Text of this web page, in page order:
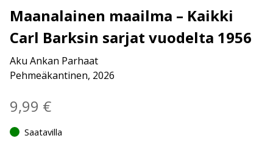
Maanalainen maailma – Kaikki
Carl Barksin sarjat vuodelta 1956
Aku Ankan Parhaat
Pehmeäkantinen, 2026
9,99 €
Saatavilla